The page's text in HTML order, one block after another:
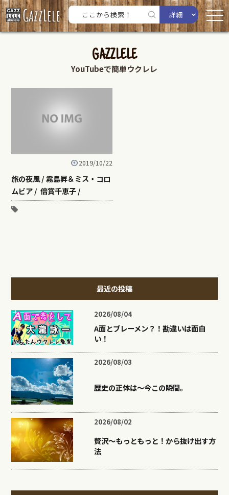
詳細
GAZZLELE
YouTubeで簡単ウクレレ
2019/10/22
旅の夜風 / 霧島昇＆ミス・コロ
ムビア / 倍賞千恵子 /
最近の投稿
2026/08/04
A面とブレーメン？！勘違いは面白
い！
2026/08/03
歴史の正体は〜今この瞬間。
2026/08/02
贅沢〜もっともっと！から抜け出す方
法